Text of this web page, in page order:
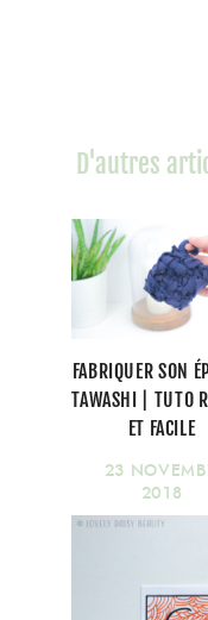
D'autres
FABRIQUER SON
TAWASHI | TUTO
ET FACILE
23
2018